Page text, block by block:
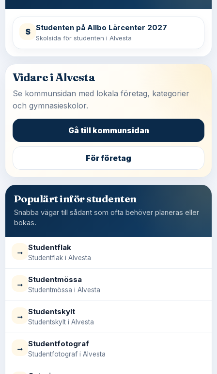
S Studenten på Allbo Lärcenter 2027
Skolsida för studenten i Alvesta
Vidare i Alvesta
Se kommunsidan med lokala företag, kategorier
och gymnasieskolor.
Gå till kommunsidan
För företag
Populärt inför studenten
Snabba vägar till sådant som ofta behöver planeras eller
bokas.
→ Studentflak
Studentflak i Alvesta
→ Studentmössa
Studentmössa i Alvesta
→ Studentskylt
Studentskylt i Alvesta
→ Studentfotograf
Studentfotograf i Alvesta